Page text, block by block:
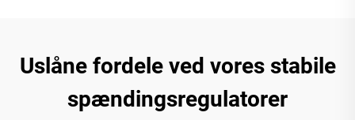
Uslåne fordele ved vores stabile
spændingsregulatorer